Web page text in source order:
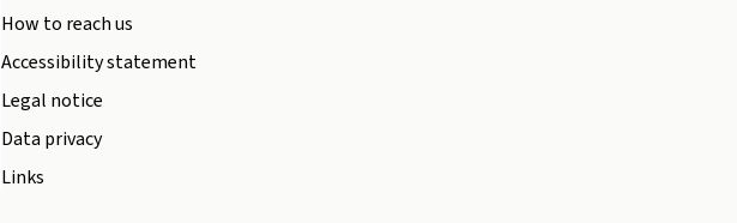
How to reach us
Accessibility statement
Legal notice
Data privacy
Links